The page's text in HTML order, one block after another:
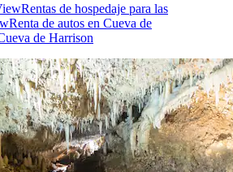
Rentas de hospedaje para las
Renta de autos en Cueva de
de Harrison